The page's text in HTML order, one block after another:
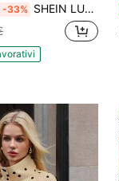
-33% SHEIN LUNE Set da donna casual minimalista 2 pezzi adatto per l'estate, casual minimalista vacanza bohémien elegante romantico vintage con motivo floreale a piccoli fiori, camicia formale da donna, festival musicale, outfit da spiaggia, outfit da vacanza, outfit estivo da donna